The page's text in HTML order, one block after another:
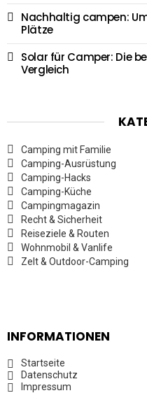
Nachhaltig campen:
Plätze
Solar für Camper: Die
Vergleich
Camping mit Familie
Camping-Ausrüstung
Camping-Hacks
Camping-Küche
Campingmagazin
Recht & Sicherheit
Reiseziele & Routen
Wohnmobil & Vanlife
Zelt & Outdoor-Camping
INFORMATIONEN
Startseite
Datenschutz
Impressum